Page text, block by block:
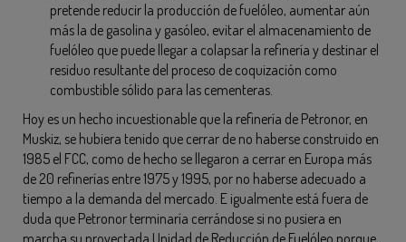
pretende reducir la producción de fuelóleo, aumentar aún
más la de gasolina y gasóleo, evitar el almacenamiento de
fuelóleo que puede llegar a colapsar la refinería y destinar el
residuo resultante del proceso de coquización como
combustible sólido para las cementeras.
Hoy es un hecho incuestionable que la refinería de Petronor, en
Muskiz, se hubiera tenido que cerrar de no haberse construido en
1985 el FCC, como de hecho se llegaron a cerrar en Europa más
de 20 refinerías entre 1975 y 1995, por no haberse adecuado a
tiempo a la demanda del mercado. E igualmente está fuera de
duda que Petronor terminaría cerrándose si no pusiera en
marcha su proyectada Unidad de Reducción de Fuelóleo porque,